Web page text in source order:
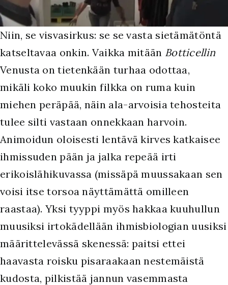
Niin, se visvasirkus: se se vasta sietämätöntä
katseltavaa onkin. Vaikka mitään Botticellin
Venusta on tietenkään turhaa odottaa,
mikäli koko muukin filkka on ruma kuin
miehen peräpää, näin ala-arvoisia tehosteita
tulee silti vastaan onnekkaan harvoin.
Animoidun oloisesti lentävä kirves katkaisee
ihmissuden pään ja jalka repeää irti
erikoislähikuvassa (missäpä muussakaan sen
voisi itse torsoa näyttämättä omilleen
raastaa). Yksi tyyppi myös hakkaa kuuhullun
muusiksi irtokädellään ihmisbiologian uusiksi
määrittelevässä skenessä: paitsi ettei
haavasta roisku pisaraakaan nestemäistä
kudosta, pilkistää jannun vasemmasta